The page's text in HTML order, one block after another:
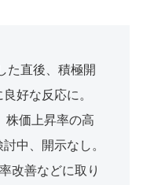
た直後、積極開
好な反応に。
株価上昇率の高
中、開示なし。
改善などに取り